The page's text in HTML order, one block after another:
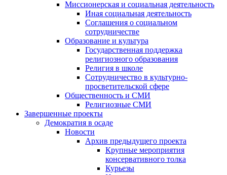
Миссионерская и социальная деятельность
Иная социальная деятельность
Соглашения о социальном
сотрудничестве
Образование и культура
Государственная поддержка
религиозного образования
Религия в школе
Сотрудничество в культурно-
просветительской сфере
Общественность и СМИ
Религиозные СМИ
Завершенные проекты
Демократия в осаде
Новости
Архив предыдущего проекта
Крупные мероприятия
консервативного толка
Курьезы